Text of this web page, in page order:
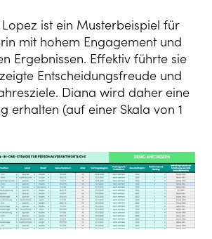
ist ein Musterbeispiel für
mit hohem Engagement und
Ergebnissen. Effektiv führte sie
Entscheidungsfreude und
Diana wird daher eine
erhalten (auf einer Skala von 1